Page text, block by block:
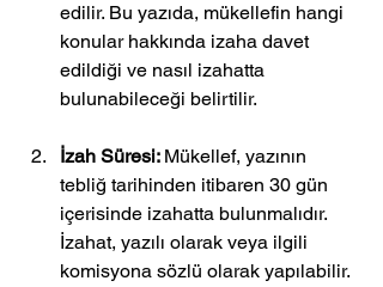
edilir. Bu yazıda, mükellefin hangi
konular hakkında izaha davet
edildiği ve nasıl izahatta
bulunabileceği belirtilir.
İzah Süresi: Mükellef, yazının
tebliğ tarihinden itibaren 30 gün
içerisinde izahatta bulunmalıdır.
İzahat, yazılı olarak veya ilgili
komisyona sözlü olarak yapılabilir.